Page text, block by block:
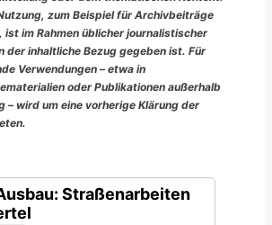
zum Beispiel für Archivbeiträge
ist im Rahmen üblicher journalistischer
der inhaltliche Bezug gegeben ist. Für
Verwendungen – etwa in
oder Publikationen außerhalb
wird um eine vorherige Klärung der
Straßenarbeiten